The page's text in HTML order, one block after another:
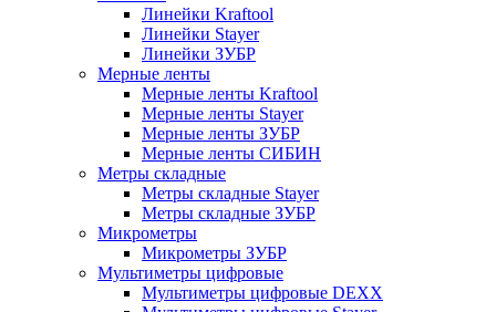
Линейки Kraftool
Линейки Stayer
Линейки ЗУБР
Мерные ленты
Мерные ленты Kraftool
Мерные ленты Stayer
Мерные ленты ЗУБР
Мерные ленты СИБИН
Метры складные
Метры складные Stayer
Метры складные ЗУБР
Микрометры
Микрометры ЗУБР
Мультиметры цифровые
Мультиметры цифровые DEXX